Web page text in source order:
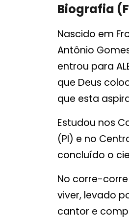
Biografia
Nascido em
Antônio
entrou para
que Deus
que esta
Estudou nos
(PI) e no
concluído o
No corre-
viver, levado
cantor e